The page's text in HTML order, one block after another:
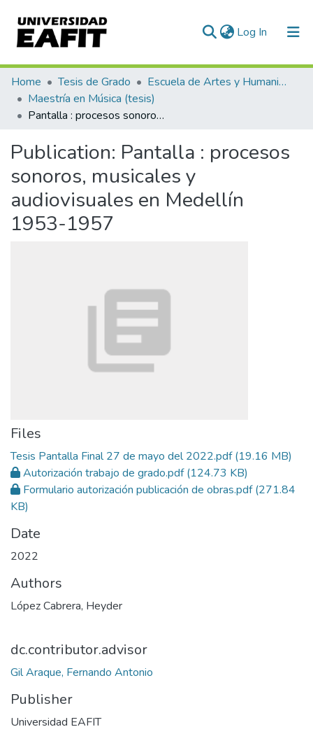
Log In (current)
Communities & Collections
All of DSpace
Home Tesis de Grado
Escuela de Artes y Humanidades
Maestría en Música (tesis)
Pantalla : procesos sonoros, musicales y audiovisuales en Medellín 1953-1957
Publication: Pantalla : procesos
sonoros, musicales y
audiovisuales en Medellín
1953-1957
Files
Tesis Pantalla Final 27 de mayo del 2022.pdf(19.16 MB)
Autorización trabajo de grado.pdf(124.73 KB)
Formulario autorización publicación de obras.pdf(271.84
KB)
Date
2022
Authors
López Cabrera, Heyder
dc.contributor.advisor
Gil Araque, Fernando Antonio
Publisher
Universidad EAFIT